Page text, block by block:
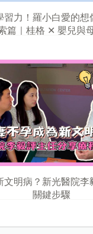
習力！羅小白愛的想
篇｜桂格 ✕ 嬰兒與
文明病？新光醫院李
關鍵步驟